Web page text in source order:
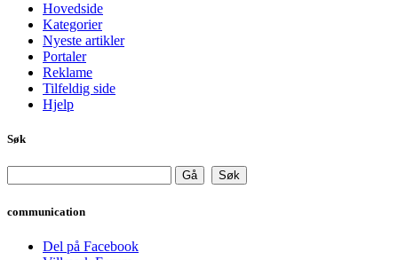
Hovedside
Kategorier
Nyeste artikler
Portaler
Reklame
Tilfeldig side
Hjelp
Søk
communication
Del på Facebook